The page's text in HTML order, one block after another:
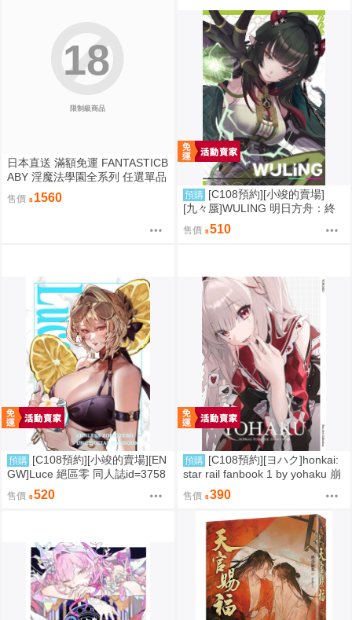
限制級商品
18
日本直送 滿額免運 FANTASTICB
ABY 淫魔法學園全系列 任選單品
/ 3位學妹豪華全套組 疾風雷神
售價 1560 預購 [C108預約][小竣的賣場]
[九々蜃]WULING 明日方舟：終
末地 同人誌id=3774619
售價 510
預購 [C108預約][小竣的賣場][EN
GW]Luce 絕區零 同人誌id=3758
416
售價 520
預購 [C108預約][ヨハク]honkai:
star rail fanbook 1 by yohaku 崩
壞：星穹鐵道 同人誌id=3767971
售價 390